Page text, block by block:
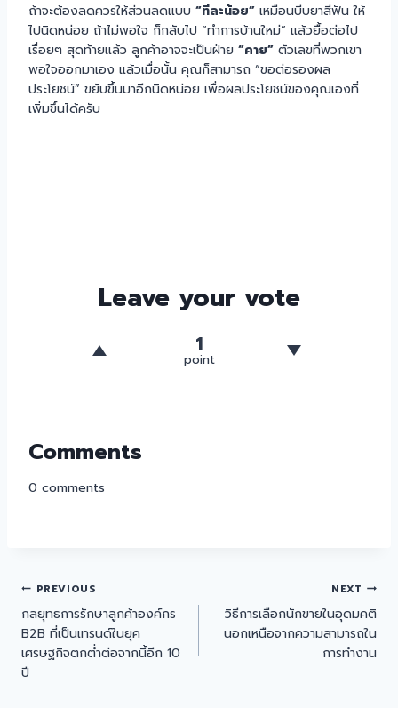
ถ้าจะต้องลดควรให้ส่วนลดแบบ “ทีละน้อย” เหมือนบีบยาสีฟัน ให้
ไปนิดหน่อย ถ้าไม่พอใจ ก็กลับไป “ทำการบ้านใหม่” แล้วยื้อต่อไป
เรื่อยๆ สุดท้ายแล้ว ลูกค้าอาจจะเป็นฝ่าย “คาย” ตัวเลขที่พวกเขา
พอใจออกมาเอง แล้วเมื่อนั้น คุณก็สามารถ “ขอต่อรองผล
ประโยชน์” ขยับขึ้นมาอีกนิดหน่อย เพื่อผลประโยชน์ของคุณเองที่
เพิ่มขึ้นได้ครับ
Leave your vote
1
point
Comments
0 comments
PREVIOUS
กลยุทธการรักษาลูกค้าองค์กร
B2B ที่เป็นเทรนด์ในยุค
เศรษฐกิจตกต่ำต่อจากนี้อีก 10
ปี
NEXT
วิธีการเลือกนักขายในอุดมคติ
นอกเหนือจากความสามารถใน
การทำงาน